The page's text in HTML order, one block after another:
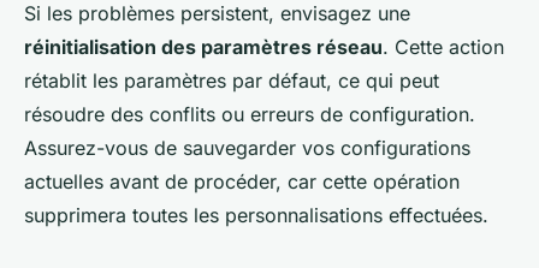
Si les problèmes persistent, envisagez une
réinitialisation des paramètres réseau. Cette action
rétablit les paramètres par défaut, ce qui peut
résoudre des conflits ou erreurs de configuration.
Assurez-vous de sauvegarder vos configurations
actuelles avant de procéder, car cette opération
supprimera toutes les personnalisations effectuées.